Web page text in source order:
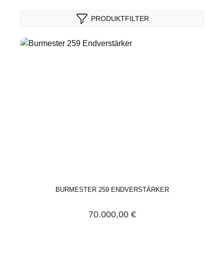
PRODUKTFILTER
BURMESTER 259 ENDVERSTÄRKER
70.000,00 €